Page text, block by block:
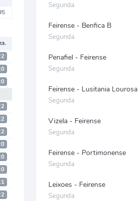
Segunda
Feirense - Benfica B
Segunda
Penafiel - Feirense
Segunda
Feirense - Lusitania Lourosa
Segunda
Vizela - Feirense
Segunda
Feirense - Portimonense
Segunda
Leixoes - Feirense
Segunda